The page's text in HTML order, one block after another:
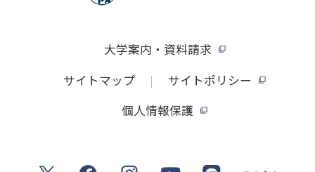
大学案内・資料請求
サイトマップ
サイトポリシー
個人情報保護